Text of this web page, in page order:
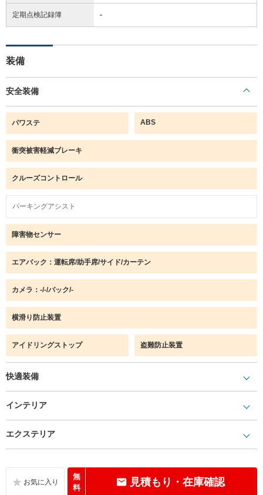
定期点検記録簿 -
装備
安全装備
パワステ ABS
衝突被害軽減ブレーキ
クルーズコントロール
パーキングアシスト
障害物センサー
エアバック：運転席/助手席/サイド/カーテン
カメラ：-/-/バック/-
横滑り防止装置
アイドリングストップ 盗難防止装置
快適装備
インテリア
エクステリア
無
料
見積もり・在庫確認